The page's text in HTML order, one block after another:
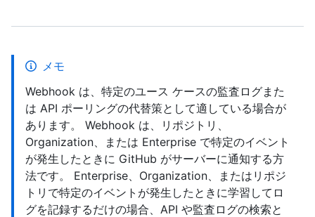
メモ
Webhook は、特定のユース ケースの監査ログまた
は API ポーリングの代替策として適している場合が
あります。 Webhook は、リポジトリ、
Organization、または Enterprise で特定のイベント
が発生したときに GitHub がサーバーに通知する方
法です。 Enterprise、Organization、またはリポジ
トリで特定のイベントが発生したときに学習してロ
グを記録するだけの場合、API や監査ログの検索と